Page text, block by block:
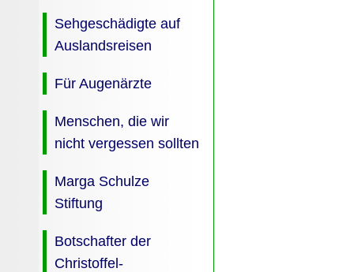
Sehgeschädigte auf
Auslandsreisen
Für Augenärzte
Menschen, die wir
nicht vergessen sollten
Marga Schulze
Stiftung
Botschafter der
Christoffel-